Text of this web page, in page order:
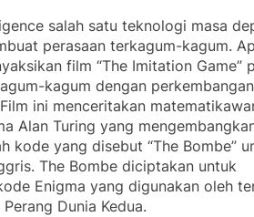
salah satu teknologi masa
perasaan terkagum-kagum.
film “The Imitation Game”
kagum dengan perkembangan
ini menceritakan
Alan Turing yang
kode yang disebut “The Bombe”
The Bombe diciptakan untuk
Enigma yang digunakan oleh
Dunia Kedua.